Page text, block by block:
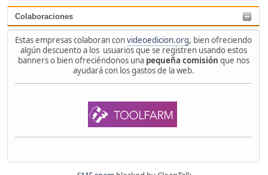
Colaboraciones
Estas empresas colaboran convideoedicion.org, bien ofreciendo
algún descuento a los usuarios que se registren usando estos
banners o bien ofreciéndonos una pequeña comisión que nos
ayudará con los gastos de la web.